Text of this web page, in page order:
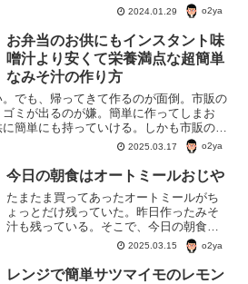
2024.01.29 o2ya
お弁当のお供にもインスタント味
噌汁より安くて栄養満点な超簡単
なみそ汁の作り方
でも、帰ってきて作るのが面倒。市販の
ミが出るのが嫌。簡単に作ってしまお
簡単にも持っていける。しかも市販のイ
お金はかからず、具沢山で栄養満点。
2025.03.17 o2ya
今日の朝食はオートミールおじや
たまたま買ってあったオートミールがち
ょっとだけ残っていた。昨日作ったみそ
汁も残っている。そこで、今日の朝食は
「オートミールおじや」にしてみた。
2025.03.15 o2ya
レンジで簡単サツマイモのレモン